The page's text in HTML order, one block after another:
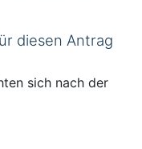
diesen Antrag
sich nach der